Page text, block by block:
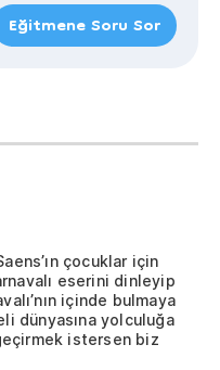
Eğitmene Soru Sor
çocuklar için
eserini dinleyip
içinde bulmaya
dünyasına yolculuğa
istersen biz